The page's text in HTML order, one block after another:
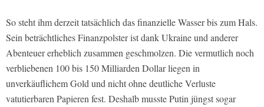
So steht ihm derzeit tatsächlich das finanzielle Wasser bis zum Hals.
Sein beträchtliches Finanzpolster ist dank Ukraine und anderer
Abenteuer erheblich zusammen geschmolzen. Die vermutlich noch
verbliebenen 100 bis 150 Milliarden Dollar liegen in
unverkäuflichem Gold und nicht ohne deutliche Verluste
vatutierbaren Papieren fest. Deshalb musste Putin jüngst sogar